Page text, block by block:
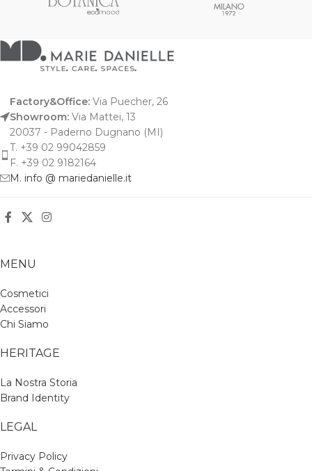
Factory&Office: Via Puecher, 26
Showroom: Via Mattei, 13
20037 - Paderno Dugnano (MI)
T. +39 02 99042859
F. +39 02 9182164
M. info @ mariedanielle.it
MENU
Cosmetici
Accessori
Chi Siamo
HERITAGE
La Nostra Storia
Brand Identity
LEGAL
Privacy Policy